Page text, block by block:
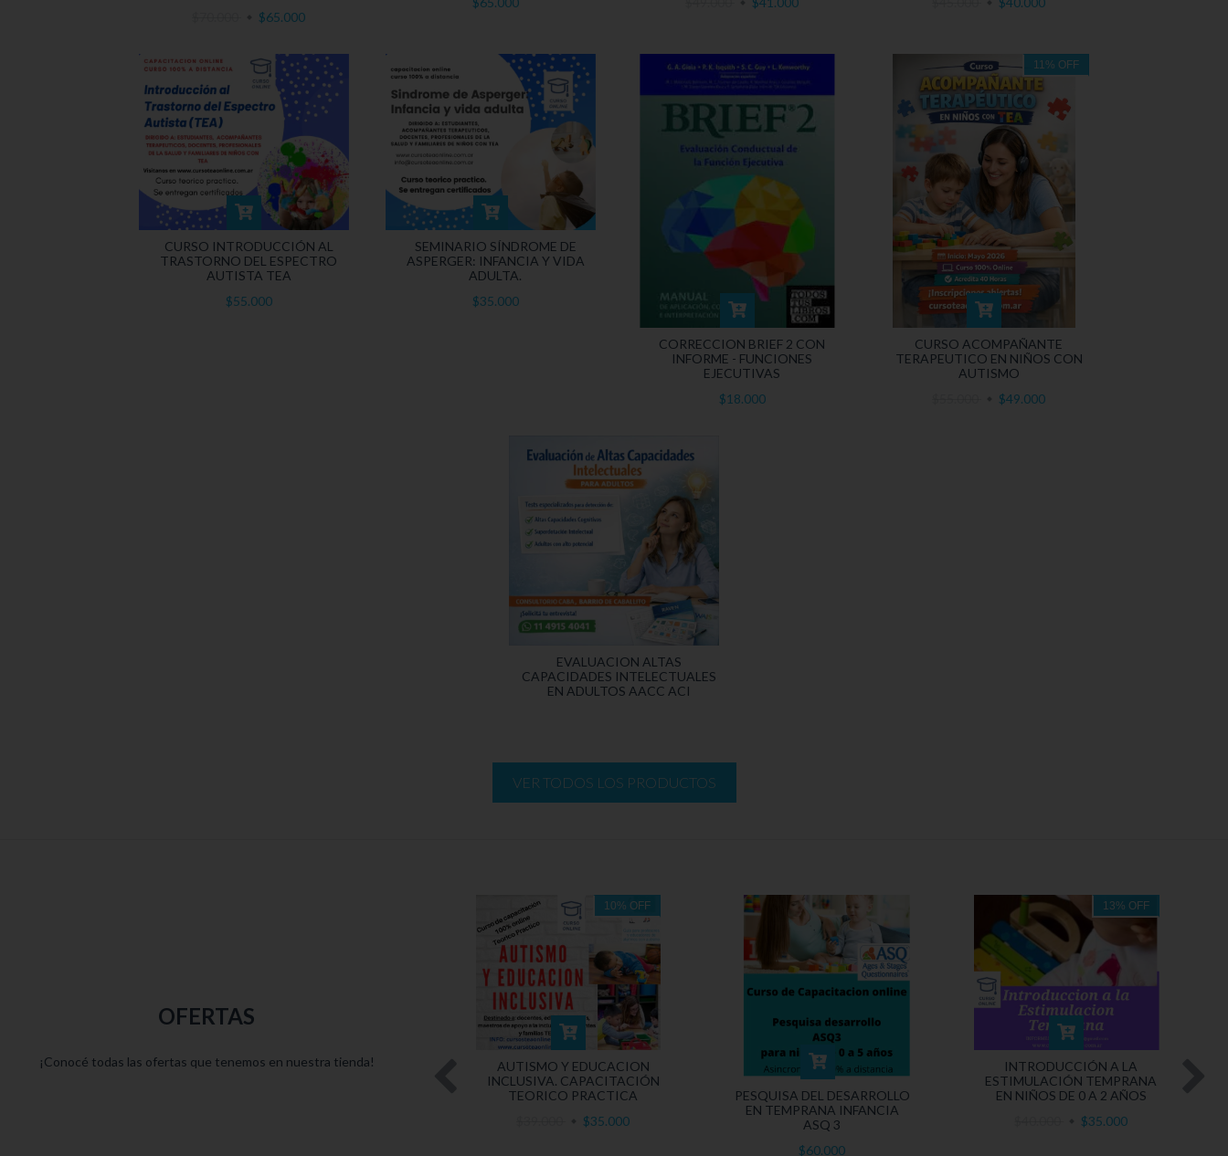
$65.000
CURSO INTRODUCCIÓN AL
TRASTORNO DEL ESPECTRO
AUTISTA TEA
$55.000
SEMINARIO SÍNDROME DE
ASPERGER: INFANCIA Y VIDA
ADULTA.
$35.000
CORRECCION BRIEF 2 CON
INFORME - FUNCIONES
EJECUTIVAS
$18.000
11% OFF
CURSO ACOMPAÑANTE
TERAPEUTICO EN NIÑOS CON
AUTISMO
$49.000
EVALUACION ALTAS
CAPACIDADES INTELECTUALES
EN ADULTOS AACC ACI
VER TODOS LOS PRODUCTOS
OFERTAS
¡Conocé todas las ofertas que tenemos en nuestra tienda!
10% OFF
AUTISMO Y EDUCACION
INCLUSIVA. CAPACITACIÓN
TEORICO PRACTICA
$35.000
PESQUISA DEL DESARROLLO
EN TEMPRANA INFANCIA
ASQ 3
$60.000
13% OFF
INTRODUCCIÓN A LA
ESTIMULACIÓN TEMPRANA
EN NIÑOS DE 0 A 2 AÑOS
$35.000